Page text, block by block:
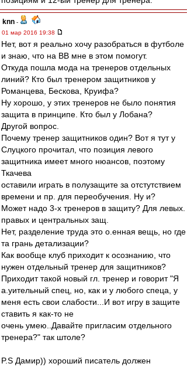
knn -
01 мар 2016 19:38
Нет, вот я реально хочу разобраться в футболе
и знаю, что на ВВ мне в этом помогут.
Откуда пошла мода на тренеров отдельных
линий? Кто был тренером защитников у
Романцева, Бескова, Круифа?
Ну хорошо, у этих тренеров не было понятия
защита в принципе. Кто был у Лобана?
Другой вопрос.
Почему тренер защитников один? Вот я тут у
Слуцкого прочитал, что позиция левого
защитника имеет много нюансов, поэтому
Ткачева
оставили играть в полузащите за отстутствием
времени и пр. для переобучения. Ну и?
Может надо 3-х тренеров в защиту? Для левых.
правых и центральных защ.
Нет, разделение труда это о.енная вещь, но где
та грань детализации?
Как вообще клуб приходит к осознанию, что
нужен отдельный тренер для защитников?
Приходит такой новый гл. тренер и говорит "Я
а.уительный спец, но, как и у любого спеца, у
меня есть свои слабости...И вот игру в защите
ставить я как-то не
очень умею..Давайте пригласим отдельного
тренера?" так штоле?
P.S Дамир)) хороший писатель должен